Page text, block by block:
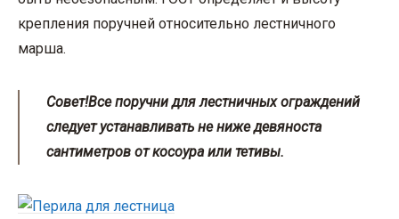
крепления поручней относительно лестничного
марша.
Совет!Все поручни для лестничных ограждений
следует устанавливать не ниже девяноста
сантиметров от косоура или тетивы.